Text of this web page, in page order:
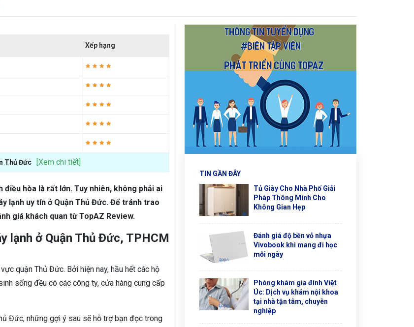
Xếp hạng
Thủ Đức [Xem chi tiết]
điều hòa là rất lớn. Tuy nhiên, không phải ai
lạnh uy tín ở Quận Thủ Đức. Để tránh trao
giá khách quan từ TopAZ Review.
lạnh ở Quận Thủ Đức, TPHCM
quận Thủ Đức. Bởi hiện nay, hầu hết các hộ
sống đều có các công ty, cửa hàng cung cấp
Đức, những gợi ý sau sẽ hỗ trợ bạn đọc trong
TIN GẦN ĐÂY
Tủ Giày Cho Nhà Phố Giải
Pháp Thông Minh Cho
Không Gian Hẹp
Đánh giá độ bền vỏ nhựa
Vivobook khi mang đi học
mỗi ngày
Phòng khám gia đình Việt
Úc: Dịch vụ khám nội khoa
tại nhà tận tâm, chuyên
nghiệp